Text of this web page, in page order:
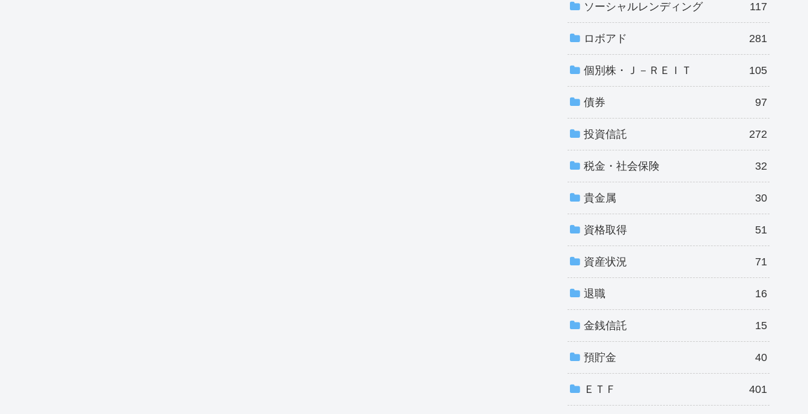
ソーシャルレンディング 117
ロボアド 281
個別株・Ｊ－ＲＥＩＴ 105
債券 97
投資信託 272
税金・社会保険 32
貴金属 30
資格取得 51
資産状況 71
退職 16
金銭信託 15
預貯金 40
ＥＴＦ 401